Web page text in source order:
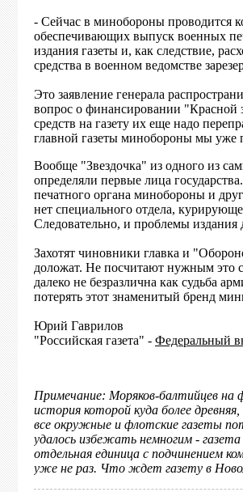
- Сейчас в минобороны проводится
обеспечивающих выпуск военных
издания газеты и, как следствие,
средства в военном ведомстве
Это заявление генерала
вопрос о финансировании "Красной
средств на газету их еще надо
главной газеты минобороны мы уже
Вообще "Звездочка" из одного из
определяли первые лица
печатного органа минобороны и
нет специального отдела,
Следовательно, и проблемы издания
Захотят чиновники главка и
доложат. Не посчитают нужным это
далеко не безразлична как судьба
потерять этот знаменитый бренд
Юрий Гаврилов
"Российская газета" - Федеральный
Примечание: Моряков-балтийцев на
история которой куда более
все окружные и флотские газеты
удалось избежать немногим -
отдельная единица с подчинением
уже не раз. Что ждет газету в